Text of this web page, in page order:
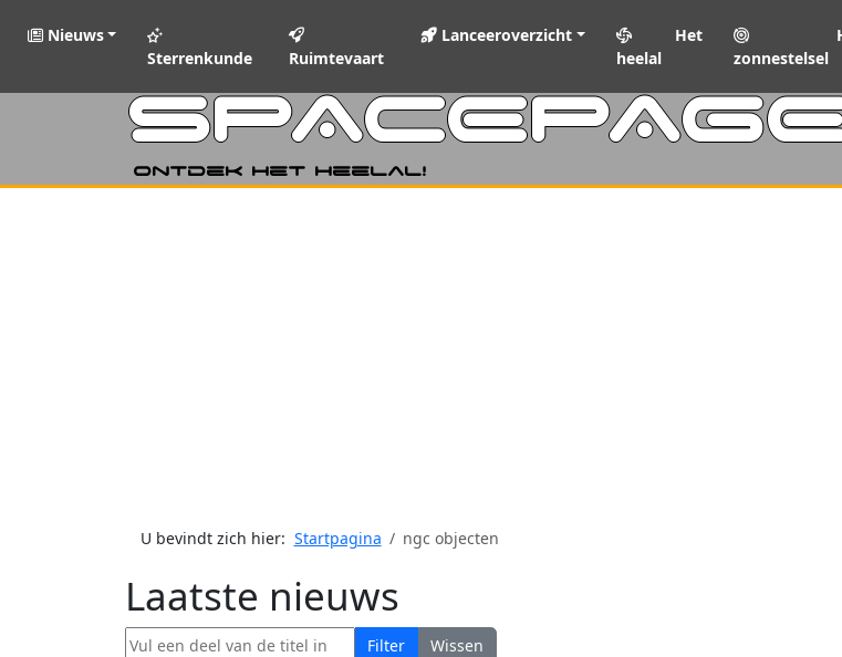
Nieuws
Sterrenkunde
Ruimtevaart
Lanceeroverzicht
Het
heelal
zonnestelsel
Ontdek het heelal!
U bevindt zich hier: Startpagina ngc objecten
Laatste nieuws
Vul een deel van de titel in Filter Wissen